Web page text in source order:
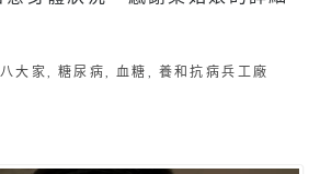
大家, 糖尿病, 血糖 , 養和抗病兵工廠